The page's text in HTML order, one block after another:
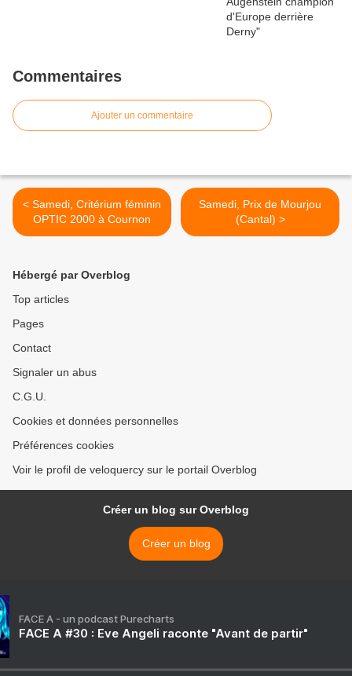
Commentaires
Ajouter un commentaire
< Samedi, Critérium féminin
OPTIC 2000 à Cournon
Samedi, Prix de Mourjou
(Cantal) >
Hébergé par Overblog
Top articles
Pages
Contact
Signaler un abus
C.G.U.
Cookies et données personnelles
Préférences cookies
Voir le profil de veloquercy sur le portail Overblog
Créer un blog sur Overblog
Créer un blog
FACE A - un podcast Purecharts
FACE A #30 : Eve Angeli raconte "Avant de partir"